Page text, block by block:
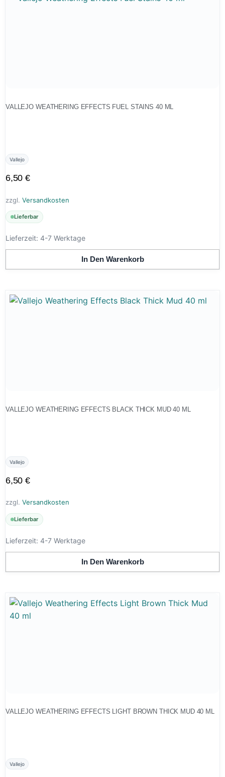
VALLEJO WEATHERING EFFECTS FUEL STAINS 40 ML
Vallejo
6,50€
zzgl. Versandkosten
Lieferbar
Lieferzeit: 4-7 Werktage
In Den Warenkorb
VALLEJO WEATHERING EFFECTS BLACK THICK MUD 40 ML
Vallejo
6,50€
zzgl. Versandkosten
Lieferbar
Lieferzeit: 4-7 Werktage
In Den Warenkorb
VALLEJO WEATHERING EFFECTS LIGHT BROWN THICK MUD 40 ML
Vallejo